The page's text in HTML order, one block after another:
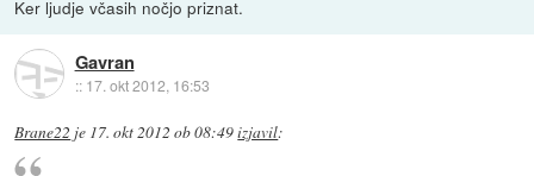
Ker ljudje včasih nočjo priznat.
Gavran
:: 17. okt 2012, 16:53
Brane22 je 17. okt 2012 ob 08:49izjavil: